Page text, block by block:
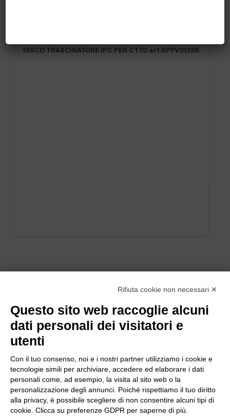
SPAZZOLA POLVERE MT.0,40 diam.50 cod.6010052
Rifiuta cookie non necessari ✕
Questo sito web raccoglie alcuni
dati personali dei visitatori e
utenti
Con il tuo consenso, noi e i nostri partner utilizziamo i cookie e
tecnologie simili per archiviare, accedere ed elaborare i dati
personali come, ad esempio, la visita al sito web o la
personalizzazione degli annunci. Poiché rispettiamo il tuo diritto
alla privacy, è possibile scegliere di non consentire alcuni tipi di
cookie. Clicca su preferenze GDPR per saperne di più.